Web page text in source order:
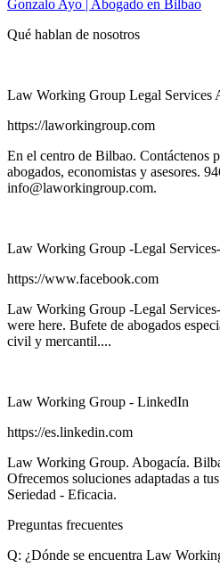
Gonzalo Ayo | Abogado en Bilbao
Qué hablan de nosotros
Law Working Group Legal Services
https://laworkingroup.com
En el centro de Bilbao. Contáctenos
abogados, economistas y asesores.
info@laworkingroup.com.
Law Working Group -Legal
https://www.facebook.com
Law Working Group -Legal
were here. Bufete de abogados
civil y mercantil....
Law Working Group - LinkedIn
https://es.linkedin.com
Law Working Group. Abogacía.
Ofrecemos soluciones adaptadas a
Seriedad - Eficacia.
Preguntas frecuentes
Q: ¿Dónde se encuentra Law